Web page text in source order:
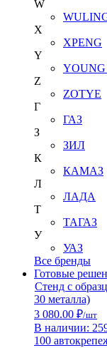
W
X
XPENG
Y
Z
ZOTYE
Г
ГАЗ
З
ЗИЛ
К
КАМАЗ
Л
ЛАДА
Т
ТАГАЗ
У
УАЗ
Все бренды
Готовые
Стенд с
30 металла)
3 080.00 ₽/шт
В наличии:
100